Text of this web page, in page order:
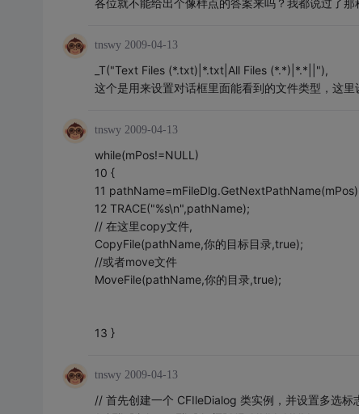
各位就不能给出个像样点的答案来吗？我都说过了
tnswy 2009-04-13
_T("Text Files (*.txt)|*.txt|All Files (*.*)|*.*||"),
这个是用来设置对话框里面能看到的文件类型，这
tnswy 2009-04-13
while(mPos!=NULL)
10 {
11
12 TRACE("%s\n",pathName);
// 在这里copy文件,
CopyFile(pathName,你的目标目录,true);
//或者move文件
MoveFile(pathName,你的目录,true);
13 }
tnswy 2009-04-13
// 首先创建一个 CFIleDialog 类实例，并设置多选标